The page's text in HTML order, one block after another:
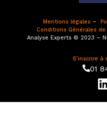
Mentions légales –
Conditions Générales de
Analyse Experts © 2023 –
S’inscrire
01